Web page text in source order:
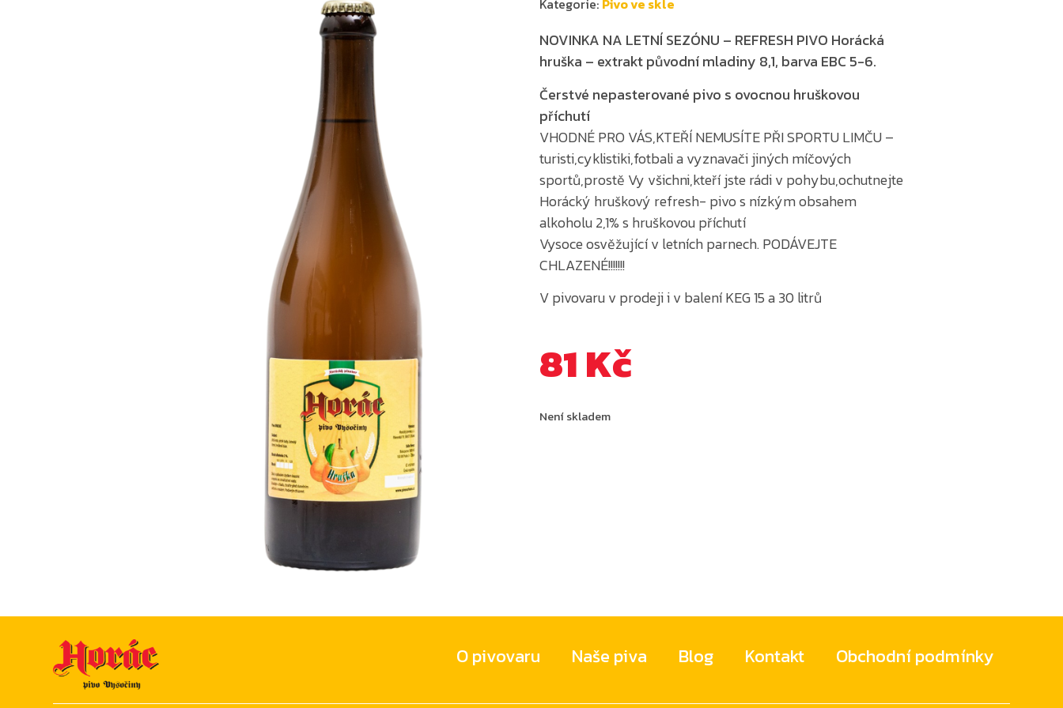
Kategorie: Pivo ve skle
NOVINKA NA LETNÍ SEZÓNU – REFRESH PIVO Horácká
hruška – extrakt původní mladiny 8,1, barva EBC 5-6.
Čerstvé nepasterované pivo s ovocnou hruškovou
příchutí
VHODNÉ PRO VÁS,KTEŘÍ NEMUSÍTE PŘI SPORTU LIMČU –
turisti,cyklistiki,fotbali a vyznavači jiných míčových
sportů,prostě Vy všichni,kteří jste rádi v pohybu,ochutnejte
Horácký hruškový refresh- pivo s nízkým obsahem
alkoholu 2,1% s hruškovou příchutí
Vysoce osvěžující v letních parnech. PODÁVEJTE
CHLAZENÉ!!!!!!!
V pivovaru v prodeji i v balení KEG 15 a 30 litrů
81Kč
Není skladem
O pivovaru Naše piva Blog Kontakt Obchodní podmínky